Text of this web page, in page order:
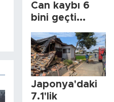
Can kaybı 6
bini geçti...
Japonya'daki
7.1'lik